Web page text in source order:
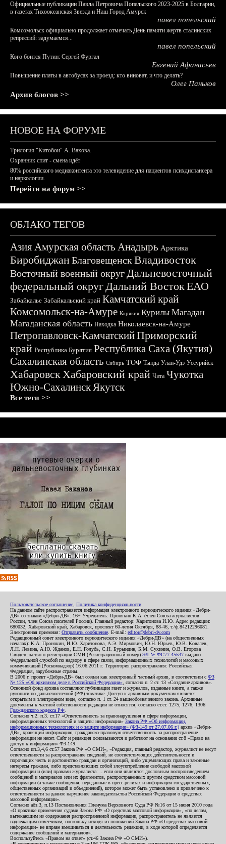
Официальные публикации Павла Петровича Попельского 2023-2025 в Болгарии,
в газетах Тихоокеанская Звезда и Наш Город Амурск
павел попельский
Комсомольск официально продолжает отмечать День памяти жертв сталинских
репрессий: задумаемся...
павел попельский
Кого боится Путин: Сергей Фургал
Евгений Афанасьев
Повышение платы в автобусах за проезд: кто виноват, и что делать?
Олег Паньков
Архив блогов >>
НОВОЕ НА ФОРУМЕ
Трилогия "Китобои" А. Вахова.
Охранник спит - смена идёт
80% российского медиаконтента это телевидение для пациентов психдиспансера
и наркологии.
Перейти на форум >>
ОБЛАКО ТЕГОВ
АзияАмурская область Анадырь Арктика
БиробиджанБлаговещенскВладивосток
Восточный военный округДальневосточный
федеральный округДальний ВостокЕАО
Забайкалье Забайкальский край Камчатский край
Комсомольск-на-Амуре Корякия Курилы Магадан
Магаданская область Находка Николаевск-на-Амуре
Петропавловск-КамчатскийПриморский
край Республика Бурятия Республика Саха (Якутия)
Сахалинская область Сибирь ТОФ Тында Улан-Удэ Уссурийск
ХабаровскХабаровский край Чита Чукотка
Южно-СахалинскЯкутск
Все теги >>
Пользовательское соглашение Политика конфиденциальности
На данном сайте распространяется информация электронного периодического издания «Дебри-
ДВ» со знаком «Дебри-ДВ». 16+ Учредитель: Пронякин К.А. (член Союза журналистов
России, член Союза писателей России). Главный редактор: Харитонова И.Ю. Адрес редакции:
680032, Хабаровский край, Хабаровск, проспект 60-летия Октября, 88-46, т./ф.84212296081.
Электронная приемная: Отправить сообщение . E-mail: editor@debri-dv.com
Редакционный совет электронного периодического издания «Дебри-ДВ» (на общественных
началах): К.А. Пронякин, И.Ю. Харитонова, А.Э. Мирмович, Ю.Н. Юрьев, Ю.В. Ковалев,
Л.Н. Левина, А.Ю. Жданов, Е.Н. Голубь, С.Н. Бурындин, Б.М. Сухинин, О.В. Егорова
Свидетельство о регистрации СМИ (Регистрационный номер) ЭЛ № ФС77-45537 выдано
Федеральной службой по надзору в сфере связи, информационных технологий и массовых
коммуникаций (Роскомнадзор) 16.06.2011 г. Территория распространения: Российская
Федерация, зарубежные страны.
В 2006 г. проект «Дебри-ДВ» был создан как электронный частный архив, в соответствии с ФЗ
№ 125 «Об архивном деле в Российской Федерации» , согласно п. 2 ст. 13 «Создание архивов».
Основной фонд архива составляют публикации газет и журналов, изданные книги, а также
рукописи по дальневосточной (РФ) тематике. Доступ к архивным документам является
открытым в электронном виде, согласно п. 1 ст. 24 вышеобозначенного закона. Архивные
документы к частной собственности редакции не относятся, согласно ст.ст. 1275, 1276, 1306
Гражданского кодекса РФ
Согласно ч.2. п.3. ст.17 «Ответственность за правонарушения в сфере информации,
информационных технологий и защиты информации» Закона РФ «Об информации,
информационных технологиях и о защите информации» (ФЗ-149 от 27.07.06 г.) архив «Дебри-
ДВ», хранящий информацию, гражданско-правовую ответственность за распространение
информации не несет. Сайт и редакция основываются и работают на основании ст.8 «Право на
доступ к информации» ФЗ-149.
Согласно пп.3,4,6 ст.57 Закона РФ «О СМИ», «Редакция, главный редактор, журналист не несут
ответственности за распространение сведений, не соответствующих действительности и
порочащих честь и достоинство граждан и организаций, либо ущемляющих права и законные
интересы граждан, либо представляющих собой злоупотребление свободой массовой
информации и (или) правами журналиста: ...если они являются дословным воспроизведением
сообщений и материалов или их фрагментов, распространенных другим средством массовой
информации (а также сообщения, переданные в пресс-релизах и информация государственных,
общественных организаций и объединений), которое может быть установлено и привлечено к
ответственности за данное нарушение законодательства Российской Федерации о средствах
массовой информации».
Согласно абз.3, п.13 Постановления Пленума Верховного Суда РФ №16 от 15 июня 2010 года
«О практике применения судами Закона РФ «О средствах массовой информации», «по делам,
вытекающим из содержания распространенной информации, распространитель не является
надлежащим ответчиком, поскольку исходя из положений Закона РФ «О средствах массовой
информации» не вправе вмешиваться в деятельность редакции, в ходе которой определяется
содержание сообщений и материалов».
Воспользуйтесь «Правом на ответ» (ст.46 Закона РФ «О СМИ»).